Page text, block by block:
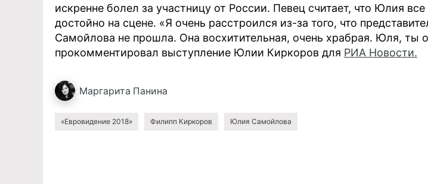
искренне болел за участницу от России. Певец считает, что Юлия
достойно на сцене. «Я очень расстроился из-за того, что
Самойлова не прошла. Она восхитительная, очень храбрая. Юля, ты
прокомментировал выступление Юлии Киркоров для РИА Новости.
Маргарита Панина
«Евровидение 2018» Филипп Киркоров Юлия Самойлова